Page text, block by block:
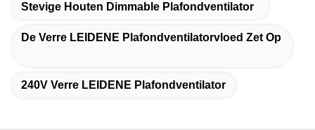
Stevige Houten Dimmable Plafondventilator
De Verre LEIDENE Plafondventilatorvloed Zet Op
240V Verre LEIDENE Plafondventilator